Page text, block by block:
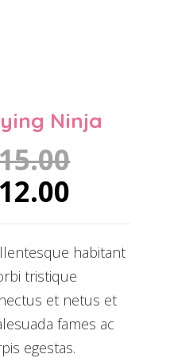
Ninja
12.00
£12.00.
habitant
tristique
et netus et
fames ac
egestas.